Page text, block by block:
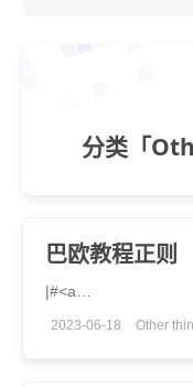
分类「
巴欧教程正则
|#<a…
2023-06-18 Other